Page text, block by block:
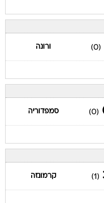
(0) ורונה
(0) סמפדוריה
(1) קרמונזה